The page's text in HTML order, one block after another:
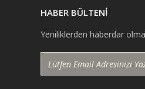
HABER BÜLTENİ
Yeniliklerden haberdar